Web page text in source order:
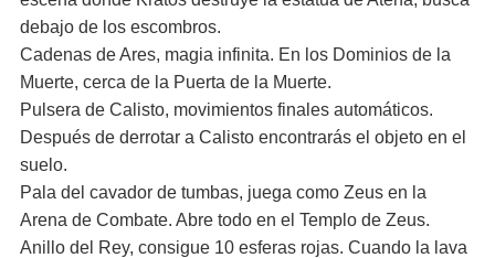
debajo de los escombros.
Cadenas de Ares, magia infinita. En los Dominios de la
Muerte, cerca de la Puerta de la Muerte.
Pulsera de Calisto, movimientos finales automáticos.
Después de derrotar a Calisto encontrarás el objeto en el
suelo.
Pala del cavador de tumbas, juega como Zeus en la
Arena de Combate. Abre todo en el Templo de Zeus.
Anillo del Rey, consigue 10 esferas rojas. Cuando la lava